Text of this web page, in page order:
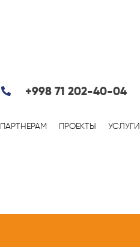
+998 71 202-40-04
ПАРТНЕРАМ ПРОЕКТЫ УСЛУГИ